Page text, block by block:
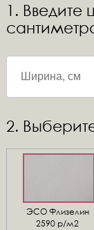
1. Введите
2.
ЭСО Флизелин
2590 р/м2